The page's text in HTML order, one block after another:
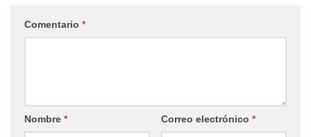
Comentario *
Nombre * Correo electrónico *